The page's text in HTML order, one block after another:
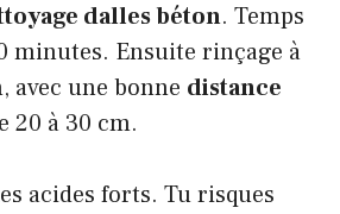
dalles béton. Temps
minutes. Ensuite rinçage à
avec une bonne distance
20 à 30 cm.
acides forts. Tu risques